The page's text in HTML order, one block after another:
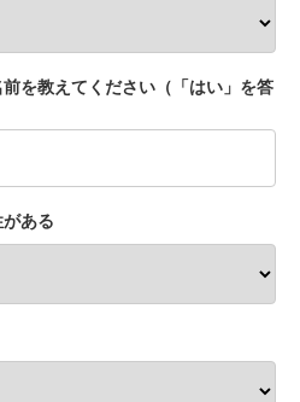
を教えてください（「はい」を答
ある